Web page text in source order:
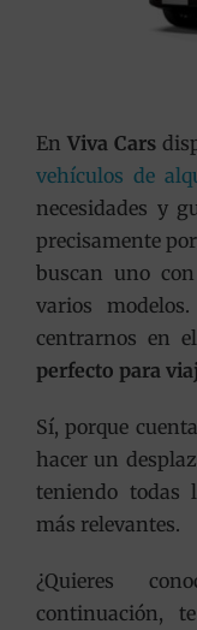
En Viva Cars
vehículos de
necesidades y
precisamente
buscan uno
varios
centrarnos en el
perfecto para
Sí, porque
hacer un
teniendo todas
más relevantes.
¿Quieres
continuación,